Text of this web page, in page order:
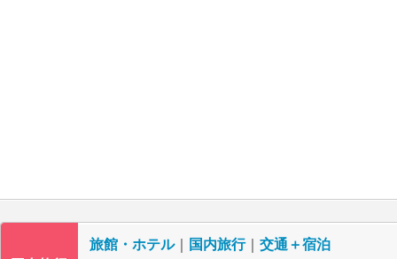
旅館・ホテル｜ 国内旅行｜ 交通＋宿泊